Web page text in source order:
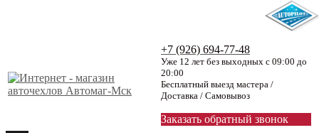
+7 (926) 694-77-48
Уже 12 лет без выходных с 09:00 до
20:00
Бесплатный выезд мастера /
Доставка / Самовывоз
Заказать обратный звонок